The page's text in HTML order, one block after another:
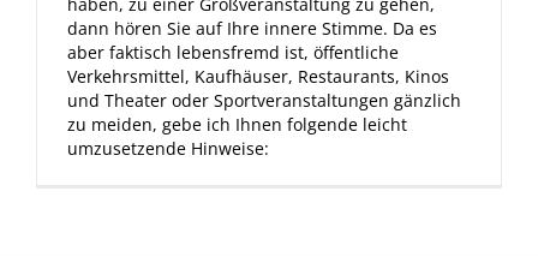
dann hören Sie auf Ihre innere Stimme. Da es
aber faktisch lebensfremd ist, öffentliche
Verkehrsmittel, Kaufhäuser, Restaurants, Kinos
und Theater oder Sportveranstaltungen gänzlich
zu meiden, gebe ich Ihnen folgende leicht
umzusetzende Hinweise: